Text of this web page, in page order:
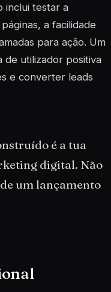
inclui testar a
a facilidade
para ação. Um
de utilizador positiva
e converter leads
é a tua
digital. Não
um lançamento